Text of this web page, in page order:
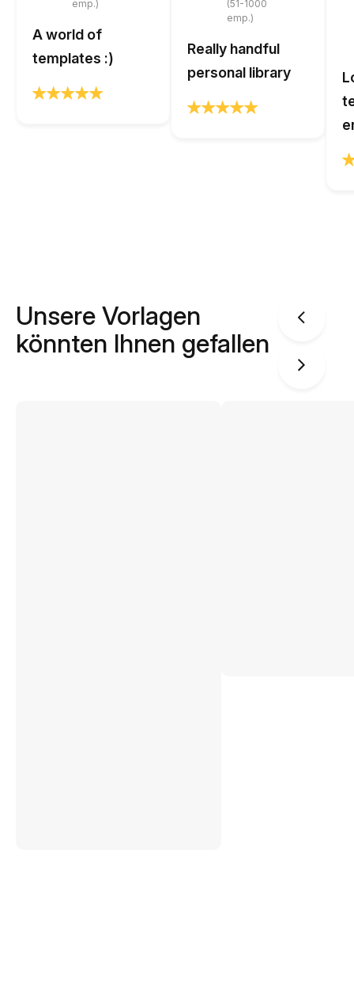
emp.)
A world of
templates :)
(51-1000
emp.)
Really handful
personal library
Unsere Vorlagen
könnten Ihnen gefallen